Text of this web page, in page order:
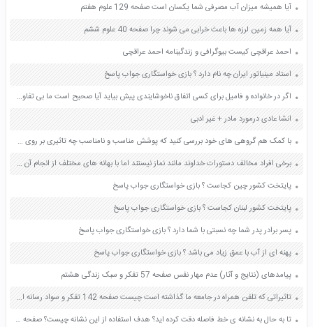
آیا همیشه میزان آب مصرفی شما یکسان است صفحه 129 علوم هفتم
آیا همه زمین لرزه ها باعث خرابی می شوند چرا صفحه 40 علوم ششم
احمد عراقچی کیست بیوگرافی و زندگینامه احمد عراقچی
استاد مینیاتور ایران چه نام دارد ؟ بازی خواستگاری جواب پاسخ
اگر در خانواده و فامیل برای کسی اتفاق ناخوشایندی پیش بیاید آیا صحیح است ما بی تفاوت باشیم؟ صفحه 3 مطالعات اجتماعی هشتم
انشا عادی درمورد مادر + غیر ادبی
با کمک هم گروهی های خود بررسی کنید که پوشش مناسب و نامناسب چه تاثیری بر روی خود فرد و نیز اجتماع دارد صفحه 70 پیام های آسمان هشتم
برخی افراد مخالف دستورات خداوند مانند نماز نیستند اما با بهانه های مختلف از انجام آن شانه خالی می کنند آیا این افراد می توانند ادعا کنند که ما خدا را دوست داریم؟ چرا؟ صفحه 118 دین و زندگی دهم
پایتخت کشور چین کجاست ؟ بازی خواستگاری جواب پاسخ
پایتخت کشور لبنان کجاست ؟ بازی خواستگاری جواب پاسخ
پسر برادر پدر شما چه نسبتی با شما دارد ؟ بازی خواستگاری جواب پاسخ
پهنه ای از آب با عمق زیاد می باشد ؟ بازی خواستگاری جواب پاسخ
پیامدهای (نتایج و آثار) عدم مهار نفس صفحه 57 تفکر و سبک زندگی هشتم
تاثیراتی که تلفن همراه در جامعه ما گذاشته است چیست صفحه 142 تفکر و سواد رسانه ای دهم
تا به حال به نشانه ی خط فاصله دقت کرده اید؟ هدف استفاده از این نشانه چیست؟ صفحه 118 هدیه های آسمان پنجم